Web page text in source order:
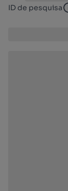
ID de pesquisa